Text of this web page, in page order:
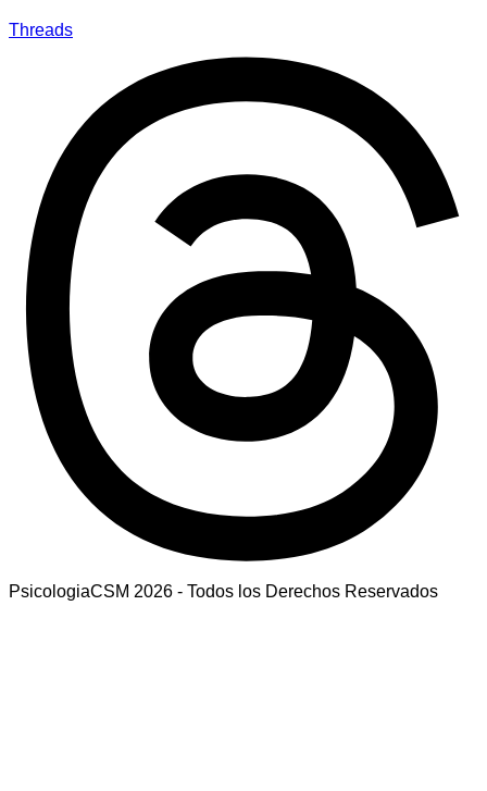
Threads
PsicologiaCSM 2026 - Todos los Derechos Reservados